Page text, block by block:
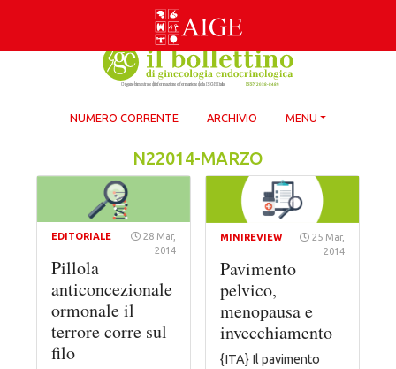
NUMERO CORRENTE ARCHIVIO MENU
N22014-MARZO
EDITORIALE
28 Mar,
2014
Pillola
anticoncezionale
ormonale il
terrore corre sul
filo
MINIREVIEW
25 Mar,
2014
Pavimento
pelvico,
menopausa e
invecchiamento
{ITA} Il pavimento